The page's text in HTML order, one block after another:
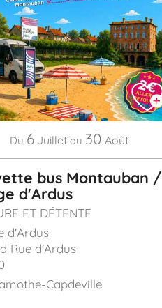
Du 6 Juillet au 30 Août
bus Montauban /
d'Ardus
ET DÉTENTE
d'Ardus
Rue d’Ardus
Capdeville